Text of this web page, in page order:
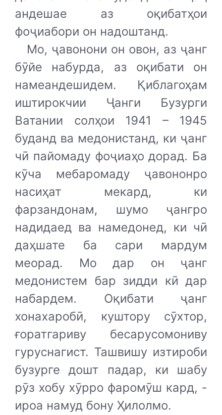
андешае аз оқибатҳои
фоҷиабори он надоштанд.
Мо, ҷавонони он овон, аз ҷанг
бӯйе набурда, аз оқибати он
намеандешидем. Қиблагоҳам
иштирокчии Ҷанги Бузурги
Ватании солҳои 1941 – 1945
буданд ва медонистанд, ки ҷанг
чӣ пайомаду фоҷиаҳо дорад. Ба
кӯча мебаромаду ҷавононро
насиҳат мекард, ки
фарзандонам, шумо ҷангро
надидаед ва намедонед, ки чӣ
даҳшате ба сари мардум
меорад. Мо дар он ҷанг
медонистем бар зидди кӣ дар
набардем. Оқибати ҷанг
хонахаробӣ, куштору сӯхтор,
ғоратгариву бесарусомониву
гуруснагист. Ташвишу изтироби
бузурге дошт падар, ки шабу
рӯз хобу хӯрро фаромӯш кард, -
ироа намуд бону Ҳилолмо.